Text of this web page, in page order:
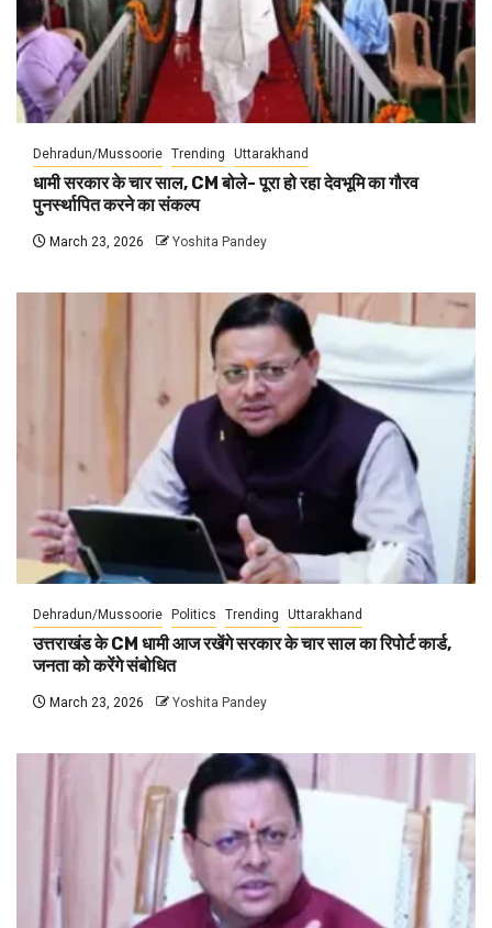
Dehradun/Mussoorie Trending Uttarakhand
धामी सरकार के चार साल, CM बोले- पूरा हो रहा देवभूमि का गौरव
पुनर्स्थापित करने का संकल्प
March 23, 2026 Yoshita Pandey
Dehradun/Mussoorie Politics Trending Uttarakhand
उत्तराखंड के CM धामी आज रखेंगे सरकार के चार साल का रिपोर्ट कार्ड,
जनता को करेंगे संबोधित
March 23, 2026 Yoshita Pandey